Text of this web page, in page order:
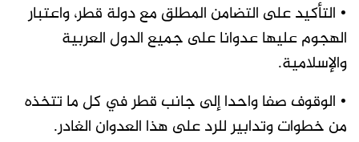
• التأكيد على التضامن المطلق مع دولة قطر، واعتبار
الهجوم عليها عدوانا على جميع الدول العربية
والإسلامية.
• الوقوف صفا واحدا إلى جانب قطر في كل ما تتخذه
من خطوات وتدابير للرد على هذا العدوان الغادر.